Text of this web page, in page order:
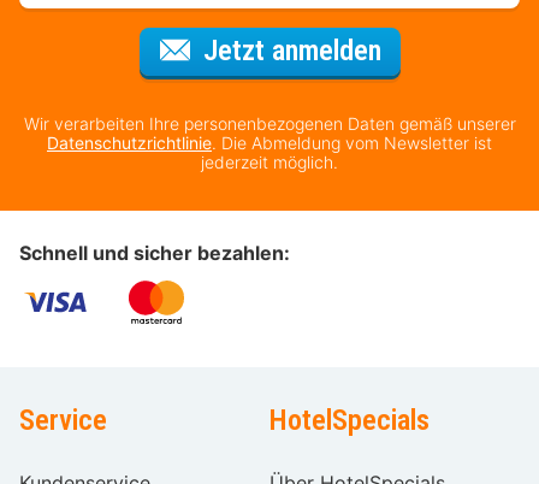
Jetzt anmeldenFür den
Wir verarbeiten Ihre personenbezogenen Daten gemäß unserer
Datenschutzrichtlinie. Die Abmeldung vom Newsletter ist
jederzeit möglich.
Schnell und sicher bezahlen:
Service HotelSpecials